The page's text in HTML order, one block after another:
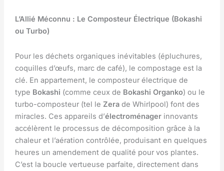
L’Allié Méconnu : Le Composteur Électrique (Bokashi
ou Turbo)
Pour les déchets organiques inévitables (épluchures,
coquilles d’œufs, marc de café), le compostage est la
clé. En appartement, le composteur électrique de
type Bokashi (comme ceux de Bokashi Organko) ou le
turbo-composteur (tel le Zerade Whirlpool) font des
miracles. Ces appareils d’électroménagerinnovants
accélèrent le processus de décomposition grâce à la
chaleur et l’aération contrôlée, produisant en quelques
heures un amendement de qualité pour vos plantes.
C’est la boucle vertueuse parfaite, directement dans